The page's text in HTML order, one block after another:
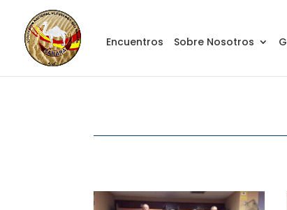
Encuentros Sobre Nosotros